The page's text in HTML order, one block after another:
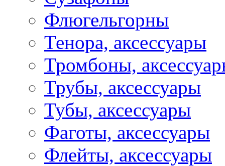
Флюгельгорны
Тенора, аксессуары
Тромбоны,
Трубы, аксессуары
Тубы, аксессуары
Фаготы, аксессуары
Флейты, аксессуары